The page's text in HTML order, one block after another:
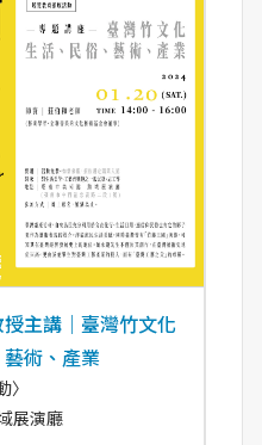
授主講｜臺灣竹文化
術、產業
〉
展演廳